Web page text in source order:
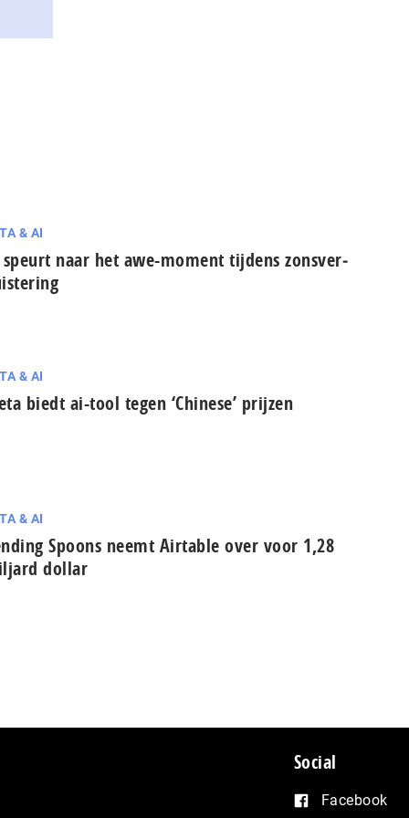
& AI
naar het awe-moment tijdens zons­ver­
& AI
biedt ai-tool tegen ‘Chinese’ prijzen
& AI
Spoons neemt Airtable over voor 1,28
dollar
Social
Facebook